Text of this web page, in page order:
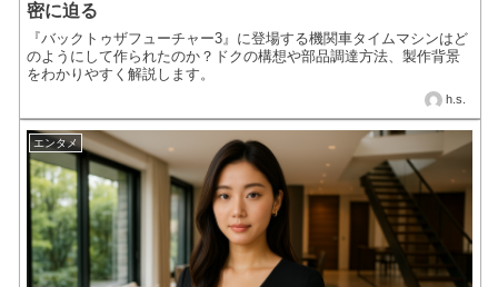
密に迫る
『バックトゥザフューチャー3』に登場する機関車タイムマシンはど
のようにして作られたのか？ドクの構想や部品調達方法、製作背景
をわかりやすく解説します。
h.s.
エンタメ